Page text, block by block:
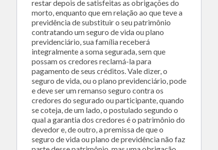
restar depois de satisfeitas as obrigações do
morto, enquanto que em relação ao que teve a
previdência de substituir o seu patrimônio
contratando um seguro de vida ou plano
previdenciário, sua família receberá
integralmente a soma segurada, sem que
possam os credores reclamá-la para
pagamento de seus créditos. Vale dizer, o
seguro de vida, ou o plano previdenciário, pode
e deve ser um remanso seguro contra os
credores do segurado ou participante, quando
se coteja, de um lado, o postulado segundo o
qual a garantia dos credores é o patrimônio do
devedor e, de outro, a premissa de que o
seguro de vida ou plano de previdência não faz